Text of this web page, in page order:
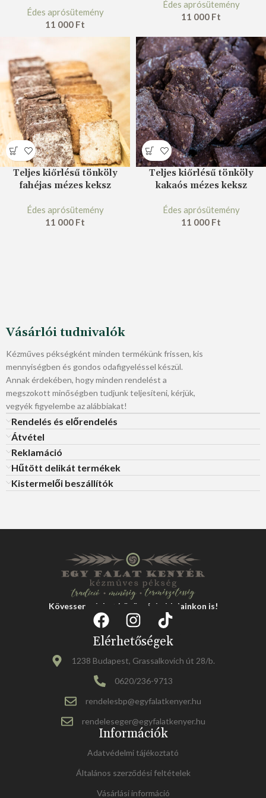
Édes aprósütemény
11 000 Ft
Édes aprósütemény
11 000 Ft
Teljes kiőrlésű tönköly
fahéjas mézes keksz
Édes aprósütemény
11 000 Ft
Teljes kiőrlésű tönköly
kakaós mézes keksz
Édes aprósütemény
11 000 Ft
Vásárlói tudnivalók
Kézműves pékségként minden termékünk frissen, kis
mennyiségben és gondos odafigyeléssel készül.
Annak érdekében, hogy minden rendelést a
megszokott minőségben tudjunk teljesíteni, kérjük,
vegyék figyelembe az alábbiakat!
Rendelés és előrendelés
Átvétel
Reklamáció
Hűtött delikát termékek
Kistermelői beszállítók
Kövessen minket közösségi oldalainkon is!
Elérhetőségek
1238 Budapest, Grassalkovich út 28/b.
0620/236-9713
rendelesbp@egyfalatkenyer.hu
rendeleseger@egyfalatkenyer.hu
Információk
Adatvédelmi tájékoztató
Általános szerződési feltételek
Vásárlási információ